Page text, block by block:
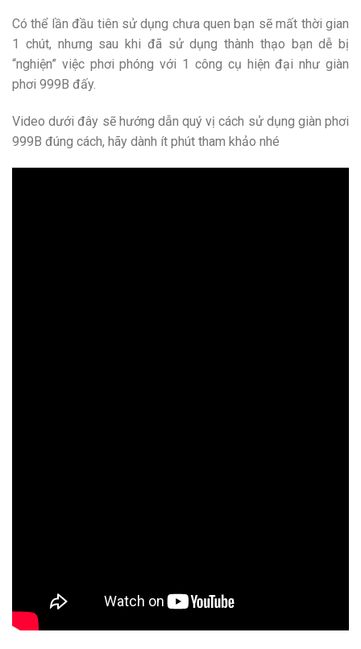
Có thể lần đầu tiên sử dụng chưa quen bạn sẽ mất thời gian
1 chút, nhưng sau khi đã sử dụng thành thạo bạn dễ bị
“nghiện” việc phơi phóng với 1 công cụ hiện đại như giàn
phơi 999B đấy.
Video dưới đây sẽ hướng dẫn quý vị cách sử dụng giàn phơi
999B đúng cách, hãy dành ít phút tham khảo nhé